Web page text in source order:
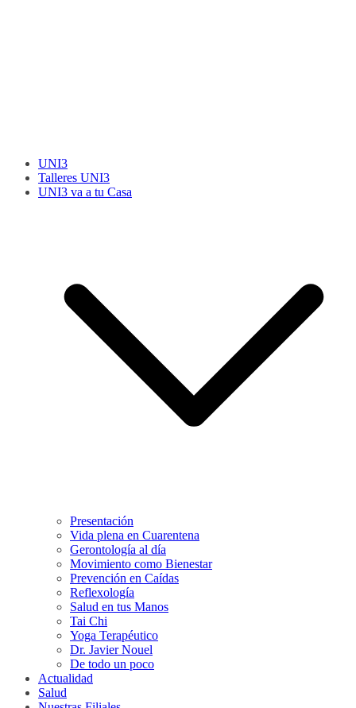
UNI3
Talleres UNI3
UNI3 va a tu Casa
Presentación
Vida plena en Cuarentena
Gerontología al día
Movimiento como Bienestar
Prevención en Caídas
Reflexología
Salud en tus Manos
Tai Chi
Yoga Terapéutico
Dr. Javier Nouel
De todo un poco
Actualidad
Salud